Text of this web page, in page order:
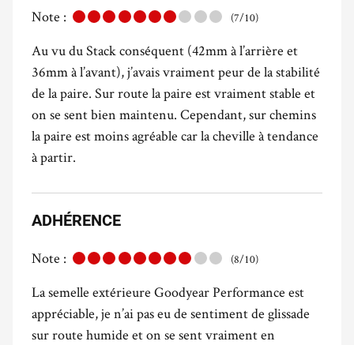
Note : (7/10)
Au vu du Stack conséquent (42mm à l’arrière et
36mm à l’avant), j’avais vraiment peur de la stabilité
de la paire. Sur route la paire est vraiment stable et
on se sent bien maintenu. Cependant, sur chemins
la paire est moins agréable car la cheville à tendance
à partir.
ADHÉRENCE
Note : (8/10)
La semelle extérieure Goodyear Performance est
appréciable, je n’ai pas eu de sentiment de glissade
sur route humide et on se sent vraiment en